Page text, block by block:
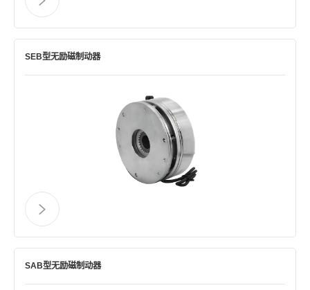
SEB型无励磁制动器
SAB型无励磁制动器